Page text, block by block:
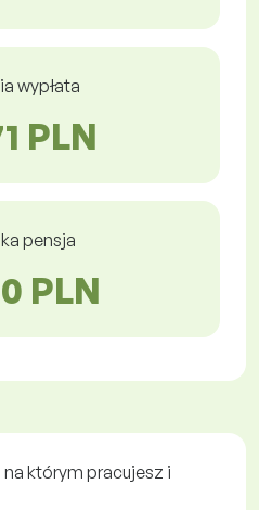
wypłata
PLN
pensja
PLN
na którym pracujesz i